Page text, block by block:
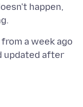
happen,
a week ago
updated after